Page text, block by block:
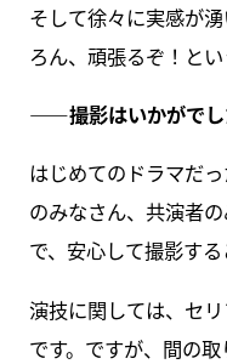
そして徐々に実感が
ろん、頑張るぞ！と
――撮影はいかがでし
はじめてのドラマだ
のみなさん、共演者
で、安心して撮影する
演技に関しては、セ
です。ですが、間の